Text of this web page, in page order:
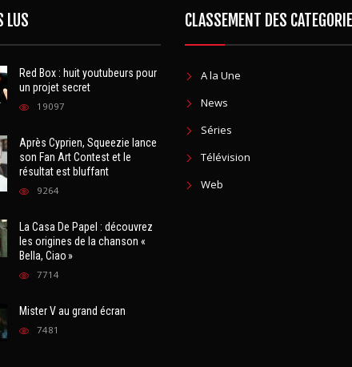
19097
Après Cyprien, Squeezie lance
résultat est bluffant
9264
La Casa De Papel : découvrez
Bella, Ciao »
7714
Mister V au grand écran
A la Une
News
Séries
Télévision
Web